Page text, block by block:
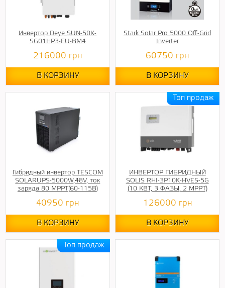
Инвертор Deye SUN-50K-
SG01HP3-EU-BM4
216000 грн
В КОРЗИНУ
Stark Solar Pro 5000 Off-Grid
Inverter
60750 грн
В КОРЗИНУ
Гибридный инвертор TESCOM
SOLARUPS-5000W,48V, ток
заряда 80 MPPT(60-115В)
40950 грн
В КОРЗИНУ
ИНВЕРТОР ГИБРИДНЫЙ
SOLIS RHI-3P10K-HVES-5G
(10 КВТ, 3 ФАЗЫ, 2 MPPT)
126000 грн
В КОРЗИНУ